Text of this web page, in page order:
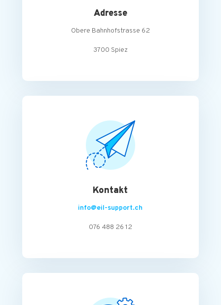
Adresse
Obere Bahnhofstrasse 62
3700 Spiez
Kontakt
info@eil-support.ch
076 488 26 12